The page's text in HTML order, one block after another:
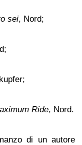
sei, Nord;
Ride, Nord.
di un autore